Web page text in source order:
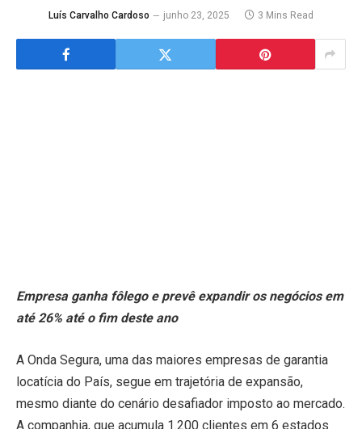
Luís Carvalho Cardoso junho 23, 2025 3 Mins Read
Empresa ganha fôlego e prevê expandir os negócios em
até 26% até o fim deste ano
A Onda Segura, uma das maiores empresas de garantia
locatícia do País, segue em trajetória de expansão,
mesmo diante do cenário desafiador imposto ao mercado.
A companhia, que acumula 1.200 clientes em 6 estados